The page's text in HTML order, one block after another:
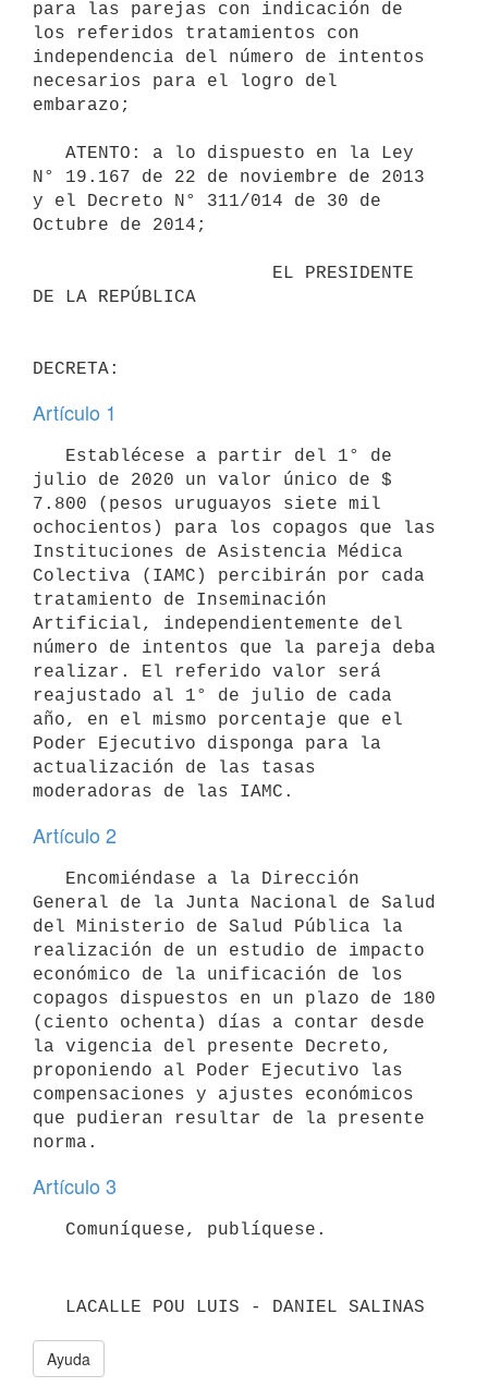
para las parejas con indicación de
los referidos tratamientos con
independencia del número de intentos
necesarios para el logro del
embarazo;
N° 19.167 de 22 de noviembre de 2013
y el Decreto N° 311/014 de 30 de
Octubre de 2014;
DE LA REPÚBLICA
Artículo 1
julio de 2020 un valor único de $
7.800 (pesos uruguayos siete mil
ochocientos) para los copagos que las
Instituciones de Asistencia Médica
Colectiva (IAMC) percibirán por cada
tratamiento de Inseminación
Artificial, independientemente del
número de intentos que la pareja deba
realizar. El referido valor será
reajustado al 1° de julio de cada
año, en el mismo porcentaje que el
Poder Ejecutivo disponga para la
actualización de las tasas
Artículo 2
General de la Junta Nacional de Salud
del Ministerio de Salud Pública la
realización de un estudio de impacto
económico de la unificación de los
copagos dispuestos en un plazo de 180
(ciento ochenta) días a contar desde
la vigencia del presente Decreto,
proponiendo al Poder Ejecutivo las
compensaciones y ajustes económicos
que pudieran resultar de la presente
Artículo 3
   LACALLE POU LUIS - DANIEL SALINAS
Ayuda